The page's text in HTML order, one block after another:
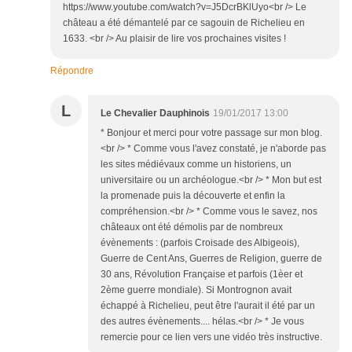
https://www.youtube.com/watch?v=J5DcrBKlUyo<br /> Le
château a été démantelé par ce sagouin de Richelieu en
1633. <br /> Au plaisir de lire vos prochaines visites !
Répondre
L Le Chevalier Dauphinois 19/01/2017 13:00
* Bonjour et merci pour votre passage sur mon blog.
<br /> * Comme vous l'avez constaté, je n'aborde pas
les sites médiévaux comme un historiens, un
universitaire ou un archéologue.<br /> * Mon but est
la promenade puis la découverte et enfin la
compréhension.<br /> * Comme vous le savez, nos
châteaux ont été démolis par de nombreux
évènements : (parfois Croisade des Albigeois),
Guerre de Cent Ans, Guerres de Religion, guerre de
30 ans, Révolution Française et parfois (1èer et
2ème guerre mondiale). Si Montrognon avait
échappé à Richelieu, peut être l'aurait il été par un
des autres évènements.... hélas.<br /> * Je vous
remercie pour ce lien vers une vidéo très instructive.